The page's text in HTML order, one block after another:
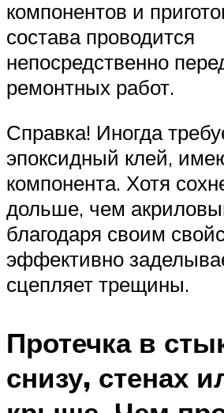
компонентов и
состава проводится
непосредственно
ремонтных работ.
Справка! Иногда
эпоксидный клей,
компонента. Хотя
дольше, чем
благодаря своим
эффективно
сцепляет трещины.
Протечка в
снизу, стенах